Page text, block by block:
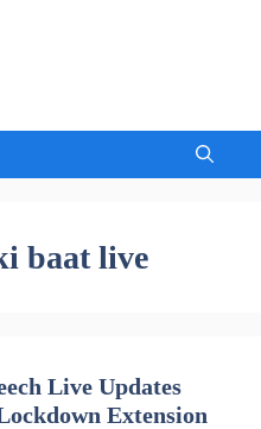
baat live
Live Updates
Extension